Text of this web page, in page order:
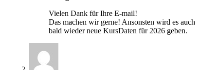
Vielen Dank für Ihre E-mail!
Das machen wir gerne! Ansonsten wird es auch
bald wieder neue KursDaten für 2026 geben.